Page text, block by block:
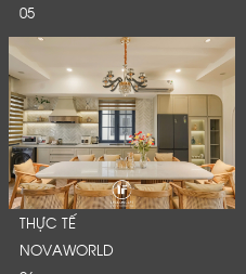
05
THỰC TẾ
NOVAWORLD